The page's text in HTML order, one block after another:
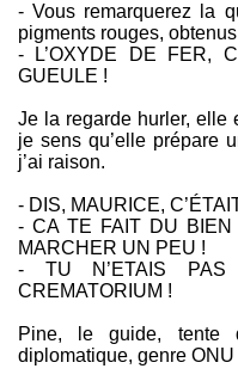
- Vous remarquerez la
pigments rouges,
- L’OXYDE DE FER,
GUEULE !
Je la regarde hurler, elle
je sens qu’elle prépare
j’ai raison.
- DIS, MAURICE,
- CA TE FAIT DU BIEN
MARCHER UN PEU !
- TU N’ETAIS PAS
CREMATORIUM !
Pine, le guide, tente
diplomatique, genre